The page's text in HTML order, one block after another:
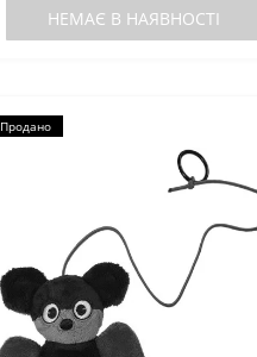
НЕМАЄ В НАЯВНОСТІ
Продано